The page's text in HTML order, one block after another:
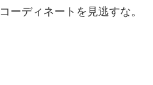
コーディネートを見逃すな。